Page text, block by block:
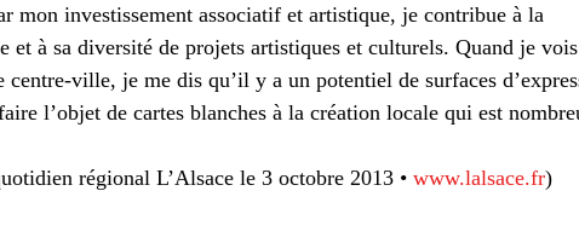
mon investissement associatif et artistique, je contribue à la
et à sa diversité de projets artistiques et culturels. Quand je
centre-ville, je me dis qu’il y a un potentiel de surfaces
l’objet de cartes blanches à la création locale qui est
régional L’Alsace le 3 octobre 2013 • www.lalsace.fr)